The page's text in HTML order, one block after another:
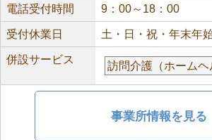
電話受付時間 9：00～18：00
受付休業日 土・日・祝・年末年
併設サービス
訪問介護（ホームヘ
事業所情報を見る